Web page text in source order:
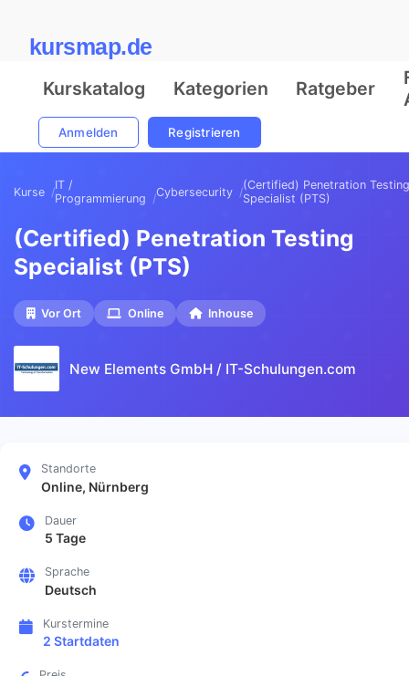
kursmap.de
Kurskatalog Kategorien Ratgeber
Anmelden Registrieren
Kurse
IT /
Programmierung
Cybersecurity
(Certified) Penetration Testing
Specialist (PTS)
(Certified) Penetration Testing
Specialist (PTS)
Vor Ort Online Inhouse
New Elements GmbH / IT-Schulungen.com
Standorte
Online, Nürnberg
Dauer
5 Tage
Sprache
Deutsch
Kurstermine
2 Startdaten